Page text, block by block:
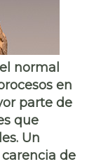
normal
en
parte de
que
Un
de